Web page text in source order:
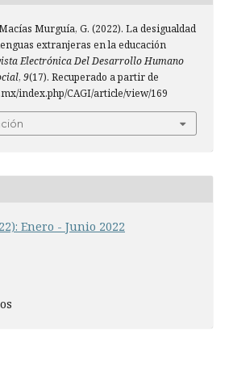
Murguía, G. (2022). La desigualdad
extranjeras en la educación
Electrónica Del Desarrollo Humano
, 9(17). Recuperado a partir de
index.php/CAGI/article/view/169
Enero - Junio 2022